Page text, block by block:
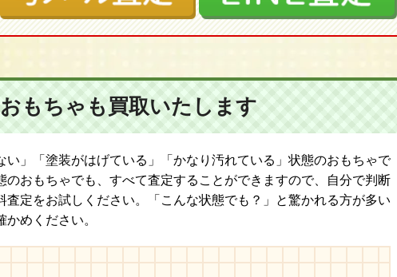
もちゃも買取いたします
い」「塗装がはげている」「かなり汚れている」状態のおもちゃで
のおもちゃでも、すべて査定することができますので、自分で判断
査定をお試しください。「こんな状態でも？」と驚かれる方が多い
めください。